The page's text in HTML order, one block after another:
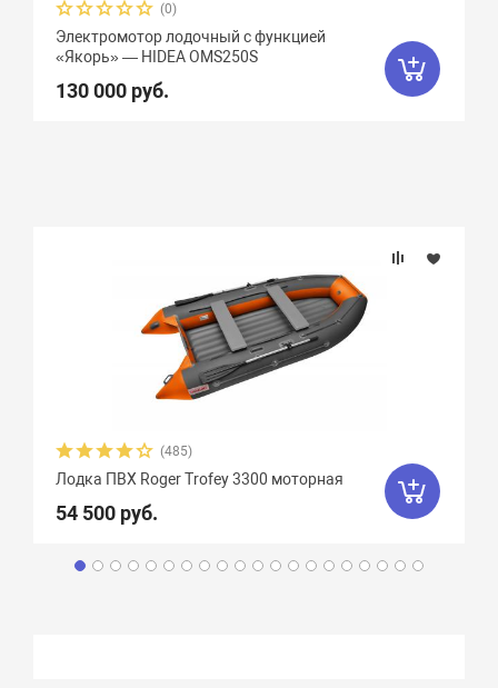
(0)
Электромотор лодочный с функцией
«Якорь» — HIDEA OMS250S
130 000 руб.
(485)
Лодка ПВХ Roger Trofey 3300 моторная
54 500 руб.